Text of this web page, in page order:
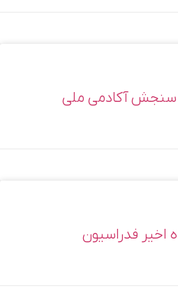
سنجش آکادمی ملی
کمیسیون اصل نود از اقدامات ۸ ماه اخیر فدراسیون